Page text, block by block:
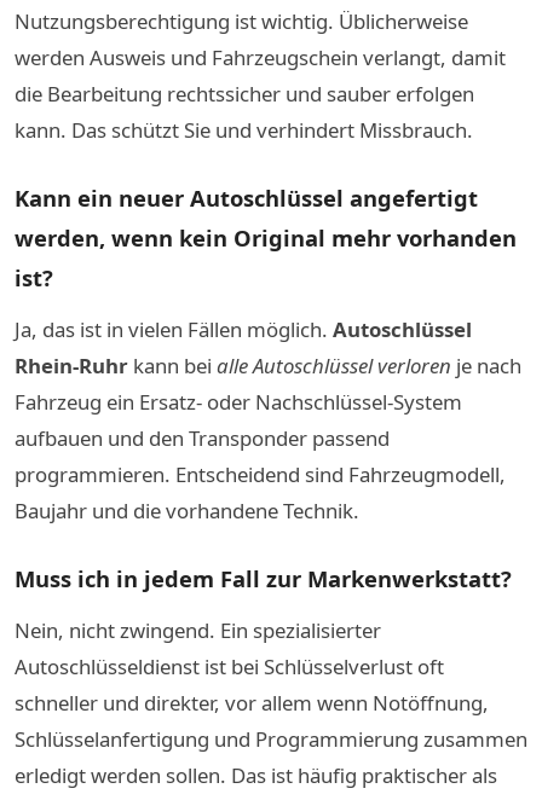
Nutzungsberechtigung ist wichtig. Üblicherweise
werden Ausweis und Fahrzeugschein verlangt, damit
die Bearbeitung rechtssicher und sauber erfolgen
kann. Das schützt Sie und verhindert Missbrauch.
Kann ein neuer Autoschlüssel angefertigt
werden, wenn kein Original mehr vorhanden
ist?
Ja, das ist in vielen Fällen möglich. Autoschlüssel
Rhein-Ruhr kann bei alle Autoschlüssel verloren je nach
Fahrzeug ein Ersatz- oder Nachschlüssel-System
aufbauen und den Transponder passend
programmieren. Entscheidend sind Fahrzeugmodell,
Baujahr und die vorhandene Technik.
Muss ich in jedem Fall zur Markenwerkstatt?
Nein, nicht zwingend. Ein spezialisierter
Autoschlüsseldienst ist bei Schlüsselverlust oft
schneller und direkter, vor allem wenn Notöffnung,
Schlüsselanfertigung und Programmierung zusammen
erledigt werden sollen. Das ist häufig praktischer als